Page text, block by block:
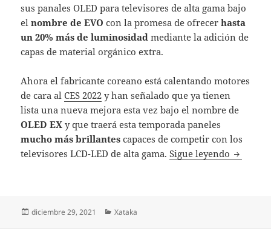
sus panales OLED para televisores de alta gama bajo
elnombre de EVO con la promesa de ofrecerhasta
un 20% más de luminosidad mediante la adición de
capas de material orgánico extra.
Ahora el fabricante coreano está calentando motores
de cara alCES 2022 y han señalado que ya tienen
lista una nueva mejora esta vez bajo el nombre de
OLED EX y que traerá esta temporada paneles
mucho más brillantes capaces de competir con los
televisores LCD-LED de alta gama.Sigue leyendo OLED
Publicado
diciembre 29, 2021 Categorías
Xataka